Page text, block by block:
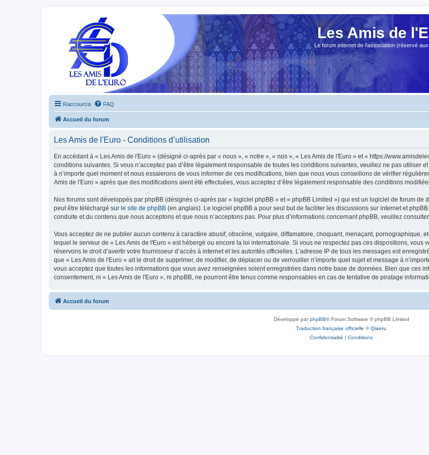
Les Amis de
Le forum internet de l'association (réservé
Raccourcis FAQ
Accueil du forum
Les Amis de l'Euro - Conditions d’utilisation
En accédant à « Les Amis de l'Euro » (désigné ci-après par « nous », « notre », « nos », « Les Amis de l'Euro » et « https://
conditions suivantes. Si vous n’acceptez pas d’être légalement responsable de toutes les conditions suivantes, veuillez ne pas utiliser
à n’importe quel moment et nous essaierons de vous informer de ces modifications, bien que nous vous conseillons de vérifier
Amis de l'Euro » après que des modifications aient été effectuées, vous acceptez d’être légalement responsable des conditions
Nos forums sont développés par phpBB (désignés ci-après par « logiciel phpBB » et « phpBB Limited ») qui est un logiciel de forum de
peut être téléchargé sur le site de phpBB (en anglais). Le logiciel phpBB a pour seul but de faciliter les discussions sur internet et
conduite et du contenu que nous acceptons et que nous n’acceptons pas. Pour plus d’informations concernant phpBB, veuillez consulter
Vous acceptez de ne publier aucun contenu à caractère abusif, obscène, vulgaire, diffamatoire, choquant, menaçant, pornographique,
lequel le serveur de « Les Amis de l'Euro » est hébergé ou encore la loi internationale. Si vous ne respectez pas ces dispositions,
réservons le droit d’avertir votre fournisseur d’accès à internet et les autorités officielles. L’adresse IP de tous les messages est
que « Les Amis de l'Euro » ait le droit de supprimer, de modifier, de déplacer ou de verrouiller n’importe quel sujet et message à
vous acceptez que toutes les informations que vous avez renseignées soient enregistrées dans notre base de données. Bien que ces
consentement, ni « Les Amis de l'Euro », ni phpBB, ne pourront être tenus comme responsables en cas de tentative de piratage
Accueil du forum
Développé parphpBB® Forum Software © phpBB Limited
Traduction française officielle ©Qiaeru
Confidentialité | Conditions